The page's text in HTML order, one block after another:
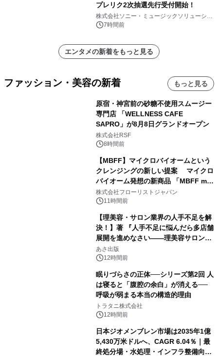
プレリク2次抽選先行受付開始！
株式会社ソニー・ミュージックソリューショ
ンズ7時間前
エンタメの新着をもっと見る
ファッション・美容の新着 もっと見る
原宿・神宮前の砂糖不使用スムージー
専門店 「WELLNESS CAFE
SAPRO」が8月8日グランドオープン
株式会社RSF
8時間前
【MBFF】マイクロバイオームという
クレンジングの新しい提案 マイクロ
バイオーム発想の新商品 「MBFF mb
クレンジングPRO」を2026年8月6日
発売
株式会社フローリストジャパン
11時間前
【理美容・サロン業界の人手不足を解
決！】著 『人手不足に悩んだら多店舗
展開を進めなさい――理美容サロン
「多店舗展開」の教科書』2026年8月
24日（月）発売
あさ出版
12時間前
眠りづらさの正体──シリーズ第2回 人
は寝ると「腹腔の余白」が消える──
呼吸が弱まる本当の構造的理由
トラタニ株式会社
12時間前
日本ジオメンブレン市場は2035年1億
5,430万米ドルへ、CAGR 6.04％｜最
終処分場・水処理・インフラ整備向け